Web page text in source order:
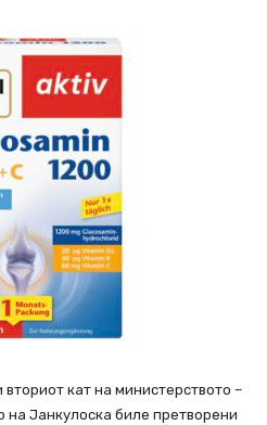
кат на министерството –
на Јанкулоска биле претворени